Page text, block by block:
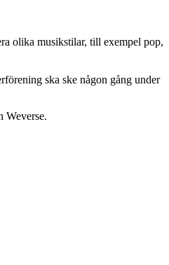
olika musikstilar, till exempel pop,
ska ske någon gång under
Weverse.